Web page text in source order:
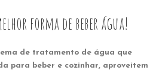
forma de beber água!
de tratamento de água que
para beber e cozinhar, aproveitem